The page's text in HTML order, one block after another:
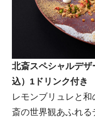
北斎スペシャルデ
込）1ドリンク付き
レモンブリュレと
斎の世界観あふれる